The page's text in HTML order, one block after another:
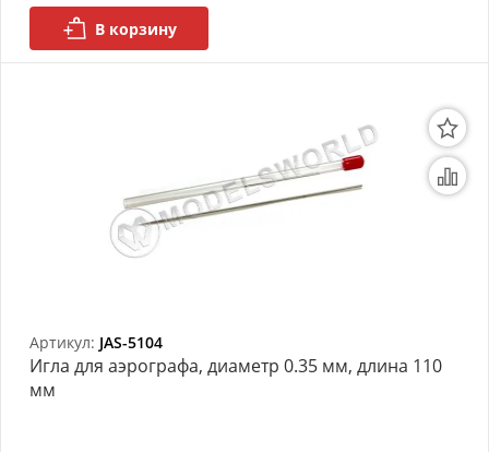
В корзину
Артикул: JAS-5104
Игла для аэрографа, диаметр 0.35 мм, длина 110
мм